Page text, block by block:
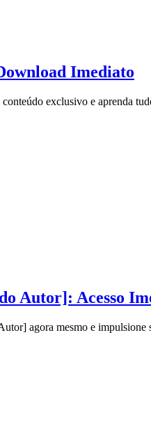
Imediato
exclusivo e aprenda
Autor]: Acesso
agora mesmo e impulsione